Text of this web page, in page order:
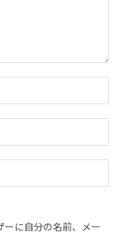
ーに自分の名前、メー